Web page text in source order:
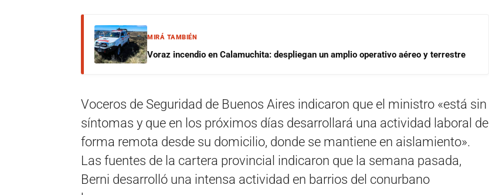
MIRÁ TAMBIÉN
Voraz incendio en Calamuchita: despliegan un amplio operativo aéreo y terrestre
Voceros de Seguridad de Buenos Aires indicaron que el ministro «está sin
síntomas y que en los próximos días desarrollará una actividad laboral de
forma remota desde su domicilio, donde se mantiene en aislamiento».
Las fuentes de la cartera provincial indicaron que la semana pasada,
Berni desarrolló una intensa actividad en barrios del conurbano